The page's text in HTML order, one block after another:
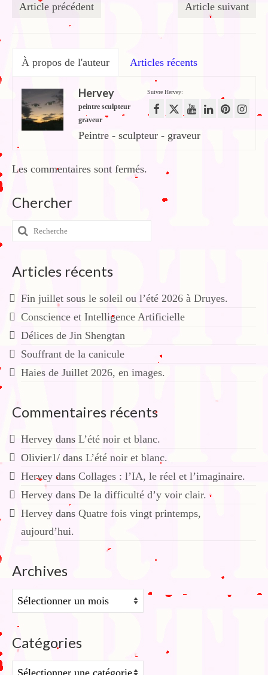
Article précédent Article suivant
À propos de l'auteur Articles récents
Suivre Hervey:
Hervey
peintre sculpteur
graveur
Peintre - sculpteur - graveur
Les commentaires sont fermés.
Chercher
Rechercher
:
Articles récents
Fin juillet sous le soleil ou l’été 2026 à Druyes.
Conscience et Intelligence Artificielle
Délices de Jin Shengtan
Souffrant de la canicule
Haies de Juillet 2026, en images.
Commentaires récents
Hervey dans L’été noir et blanc.
Olivier1/ dans L’été noir et blanc.
Hervey dans Collages : l’IA, le réel et l’imaginaire.
Hervey dans De la difficulté d’y voir clair.
Hervey dans Quatre fois vingt printemps,
aujourd’hui.
Archives
Archives
Catégories
Catégories